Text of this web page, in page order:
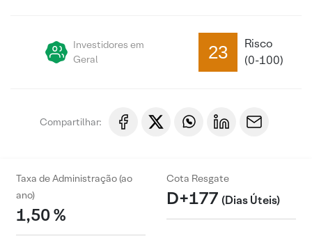
Investidores em
Geral
23
Risco
(0-100)
Compartilhar:
Taxa de Administração (ao
ano)
1,50 %
Cota Resgate
D+177 (Dias Úteis)